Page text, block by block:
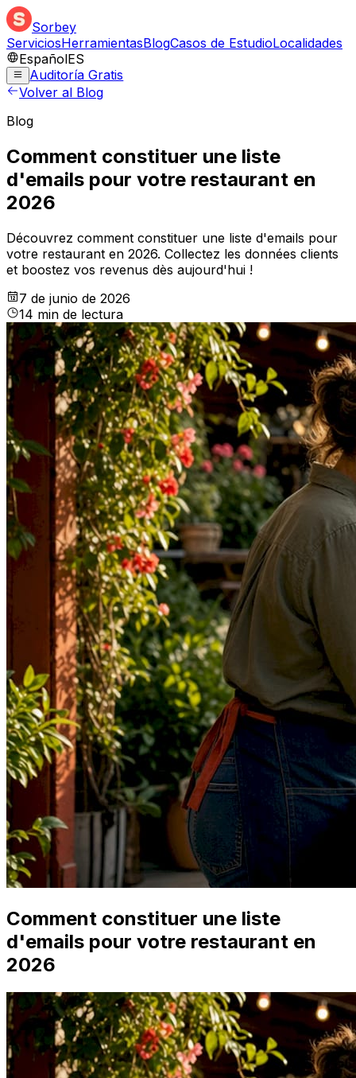
Sorbey
ServiciosHerramientasBlogCasos de EstudioLocalidades
EspañolES
Auditoría Gratis
Volver al Blog
Blog
Comment constituer une liste
d'emails pour votre restaurant en
2026
Découvrez comment constituer une liste d'emails pour
votre restaurant en 2026. Collectez les données clients
et boostez vos revenus dès aujourd'hui !
7 de junio de 2026
14 min de lectura
Comment constituer une liste
d'emails pour votre restaurant en
2026